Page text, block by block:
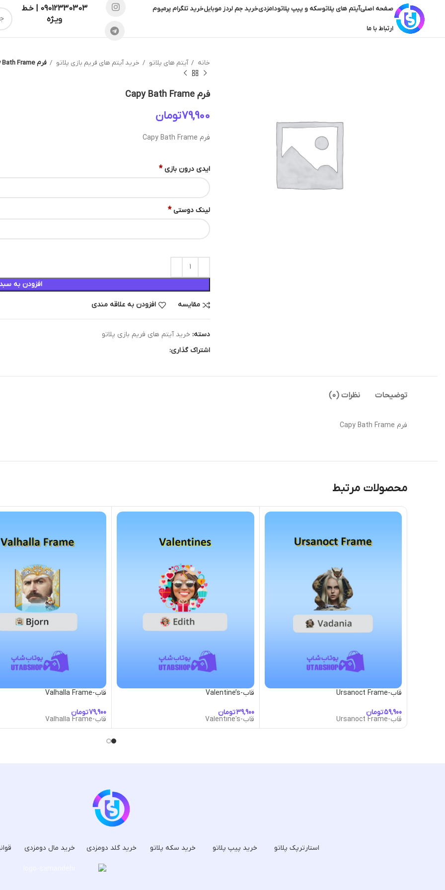
صفحه اصلیآیتم های پلاتوسکه و پیپ پلاتودامزدیخرید جم لردز موبایلخرید تلگرام پرمیوم
ارتباط با ما
09012330303 | خـط
ویـژه
خانه آیتم های پلاتو خرید آیتم های فریم بازی پلاتو فرم Capy Bath Frame
فرم Capy Bath Frame
تومان
فرم Capy Bath Frame
ایدی درون بازی *
لینک دوستی *
افزودن به
مقایسه افزودن به علاقه مندی
دسته: خرید آیتم های فریم بازی پلاتو
اشتراک گذاری:
توضیحات نظرات (0)
فرم Capy Bath Frame
محصولات مرتبط
قاب-Ursanoct Frame
تومان
قاب-Ursanoct Frame
قاب-Valentine’s
تومان
قاب-Valentine's
قاب-Valhalla Frame
تومان
قاب-Valhalla Frame
استارترپک پلاتو خرید پیپ پلاتو خرید سکه پلاتو خرید گلد دومزدی خرید مال دومزدی